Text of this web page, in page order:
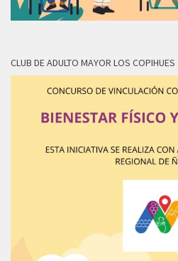
CLUB DE ADULTO MAYOR LOS COPIHUES